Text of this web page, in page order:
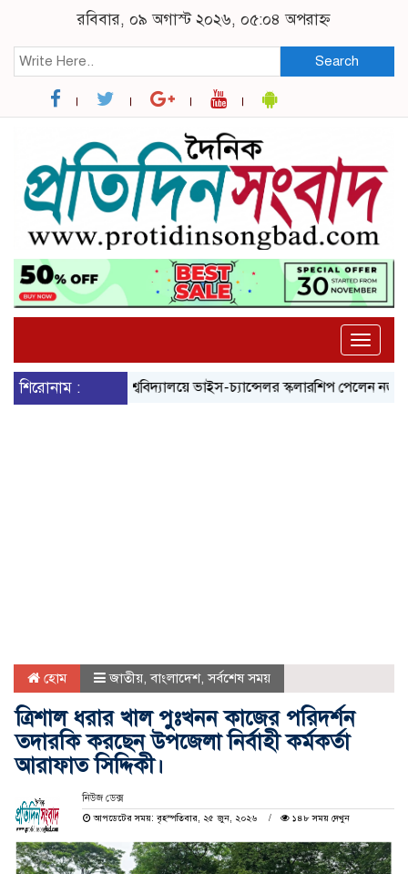
রবিবার, ০৯ অগাস্ট ২০২৬, ০৫:০৪ অপরাহ্ন
Search
Toggle
শিরোনাম :ব্রুনেল বিশ্ববিদ্যালয়ে ভাইস-চ্যান্সেলর স্কলারশিপ পেলেন নজরুল
হোম জাতীয় ,বাংলাদেশ,সর্বশেষ সময়
ত্রিশাল ধরার খাল পুঃখনন কাজের পরিদর্শন
তদারকি করছেন উপজেলা নির্বাহী কর্মকর্তা
আরাফাত সিদ্দিকী।
নিউজ ডেক্স
আপডেটের সময়: বৃহস্পতিবার, ২৫ জুন, ২০২৬
১৪৮ সময় দেখুন